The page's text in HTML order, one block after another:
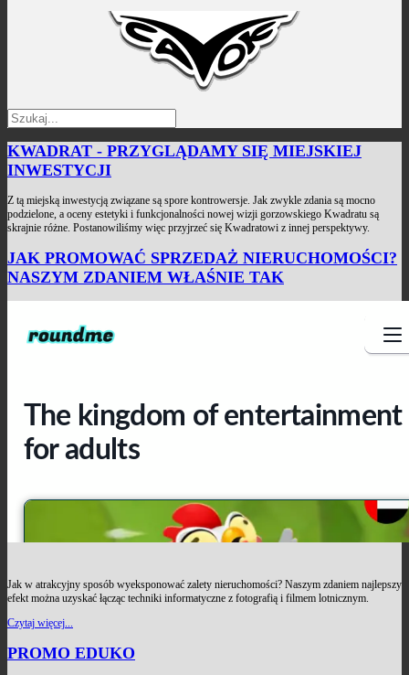
KWADRAT - PRZYGLĄDAMY SIĘ MIEJSKIEJ
INWESTYCJI
Z tą miejską inwestycją związane są spore kontrowersje. Jak zwykle zdania są mocno
podzielone, a oceny estetyki i funkcjonalności nowej wizji gorzowskiego Kwadratu są
skrajnie różne. Postanowiliśmy więc przyjrzeć się Kwadratowi z innej perspektywy.
JAK PROMOWAĆ SPRZEDAŻ NIERUCHOMOŚCI?
NASZYM ZDANIEM WŁAŚNIE TAK
Jak w atrakcyjny sposób wyeksponować zalety nieruchomości? Naszym zdaniem najlepszy
efekt można uzyskać łącząc techniki informatyczne z fotografią i filmem lotnicznym.
Czytaj więcej...
PROMO EDUKO